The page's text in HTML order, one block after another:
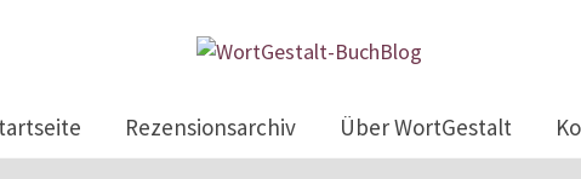
Rezensionsarchiv Über WortGestalt